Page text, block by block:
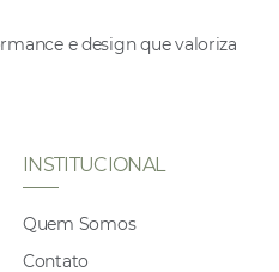
e design que valoriza
INSTITUCIONAL
Quem Somos
Contato